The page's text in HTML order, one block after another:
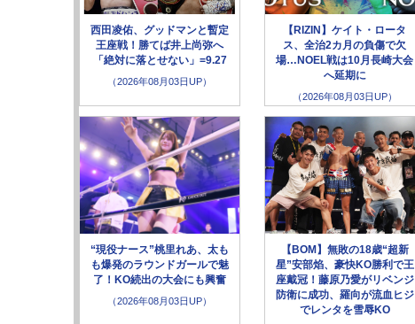
西田凌佑、グッドマンと暫定
王座戦！勝てば井上尚弥へ
「絶対に落とせない」=9.27
（2026年08月03日UP）
【RIZIN】ケイト・ロータ
ス、全治2カ月の負傷で欠
場…NOEL戦は10月長崎大会
へ延期に
（2026年08月03日UP）
“現役ナース”桃里れあ、太も
も爆発のラウンドガールで魅
了！KO続出の大会にも興奮
（2026年08月03日UP）
【BOM】無敗の18歳“超新
星”安部焰、豪快KO勝利で王
座戴冠！藤原乃愛がリベンジ
防衛に成功、羅向が流血ヒジ
でレンタを雪辱KO